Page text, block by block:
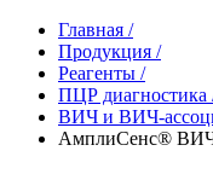
Главная /
Продукция /
Реагенты /
ПЦР диагностика
ВИЧ и ВИЧ-
АмплиСенс®